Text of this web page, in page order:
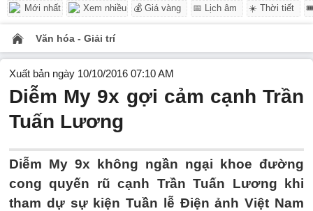
Mới nhất Xem nhiều 💰 Giá vàng 📅 Lịch âm ☀️ Thời tiết
Văn hóa - Giải trí
Xuất bản ngày 10/10/2016 07:10 AM
Diễm My 9x gợi cảm cạnh Trần
Tuấn Lương
Diễm My 9x không ngần ngại khoe đường
cong quyến rũ cạnh Trần Tuấn Lương khi
tham dự sự kiện Tuần lễ Điện ảnh Việt Nam